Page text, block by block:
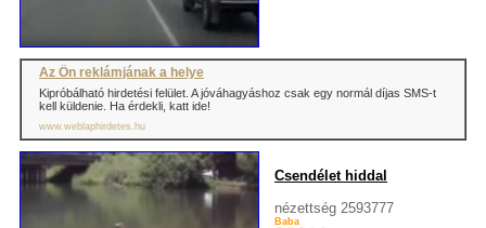
Az Ön reklámjának a helye
Kipróbálható hirdetési felület. A jóváhagyáshoz csak egy normál díjas SMS-t
kell küldenie. Ha érdekli, katt ide!
www.weblaphirdetes.hu
Csendélet hiddal
nézettség 2593777
Baba